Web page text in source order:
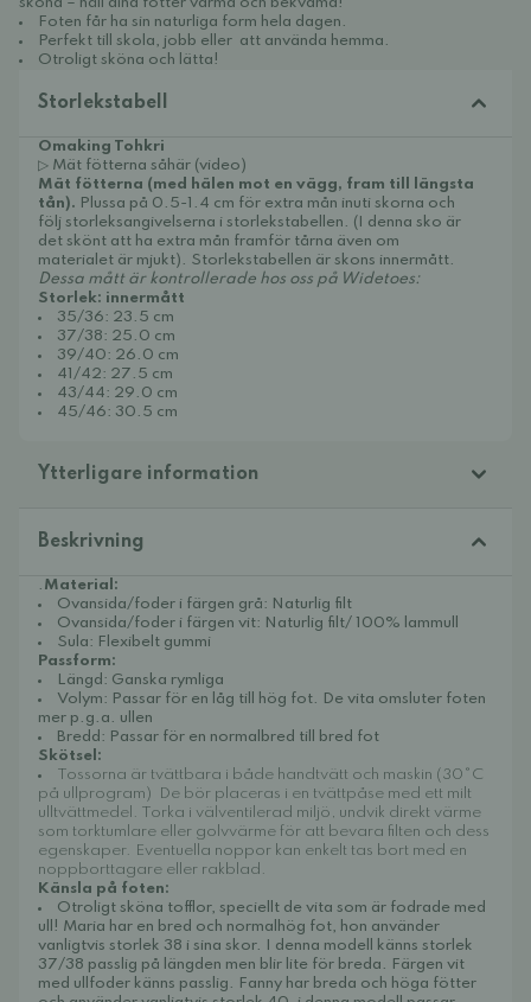
Foten får ha sin naturliga form hela dagen.
Perfekt till skola, jobb eller att använda hemma.
Otroligt sköna och lätta!
Storlekstabell
Omaking Tohkri
▷ Mät fötterna såhär (video)
Mät fötterna (med hälen mot en vägg, fram till längsta
tån). Plussa på 0.5-1.4 cm för extra mån inuti skorna och
följ storleksangivelserna i storlekstabellen. (I denna sko är
det skönt att ha extra mån framför tårna även om
materialet är mjukt). Storlekstabellen är skons innermått.
Dessa mått är kontrollerade hos oss på Widetoes:
Storlek: innermått
35/36: 23.5 cm
37/38: 25.0 cm
39/40: 26.0 cm
41/42: 27.5 cm
43/44: 29.0 cm
45/46: 30.5 cm
Ytterligare information
Beskrivning
. Material:
Ovansida/foder i färgen grå: Naturlig filt
Ovansida/foder i färgen vit: Naturlig filt/ 100% lammull
Sula: Flexibelt gummi
Passform:
Längd: Ganska rymliga
Volym: Passar för en låg till hög fot. De vita omsluter foten
mer p.g.a. ullen
Bredd: Passar för en normalbred till bred fot
Skötsel:
Tossorna är tvättbara i både handtvätt och maskin (30°C
på ullprogram)
De bör placeras i en tvättpåse med ett milt
ulltvättmedel. Torka i välventilerad miljö, undvik direkt värme
som torktumlare eller golvvärme för att bevara filten och dess
egenskaper. Eventuella noppor kan enkelt tas bort med en
noppborttagare eller rakblad.
Känsla på foten:
Otroligt sköna tofflor, speciellt de vita som är fodrade med
ull! Maria har en bred och normalhög fot, hon använder
vanligtvis storlek 38 i sina skor. I denna modell känns storlek
37/38 passlig på längden men blir lite för breda. Färgen vit
med ullfoder känns passlig. Fanny har breda och höga fötter